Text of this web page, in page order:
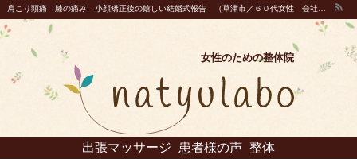
肩こり頭痛 膝の痛み 小顔矯正後の嬉しい結婚式報告 （草津市／６０代女性 会社員） | 野洲市 女性のための整体院！出張整体・出張マッサージ｜natyulabo(ナチュラボ)
女性のための整体院
出張マッサージ 患者様の声 整体